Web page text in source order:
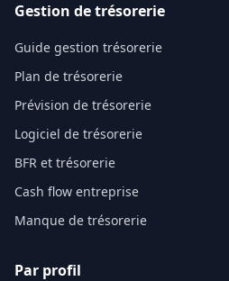
Gestion de trésorerie
Guide gestion trésorerie
Plan de trésorerie
Prévision de trésorerie
Logiciel de trésorerie
BFR et trésorerie
Cash flow entreprise
Manque de trésorerie
Par profil